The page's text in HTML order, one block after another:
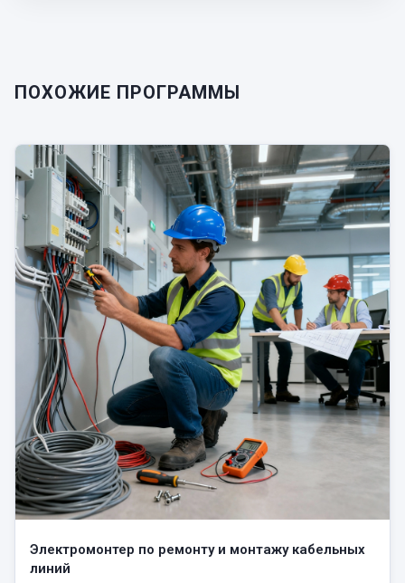
ПОХОЖИЕ ПРОГРАММЫ
Электромонтер по ремонту и монтажу кабельных
линий